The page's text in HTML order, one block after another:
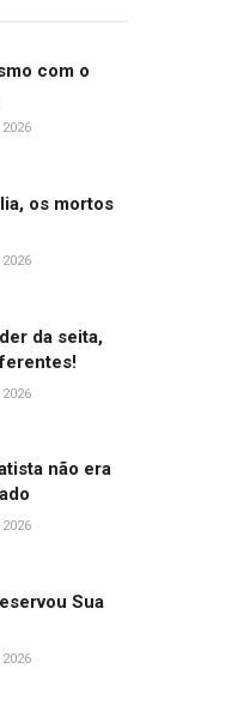
com o
2026
os mortos
2026
da seita,
2026
não era
2026
Sua
2026